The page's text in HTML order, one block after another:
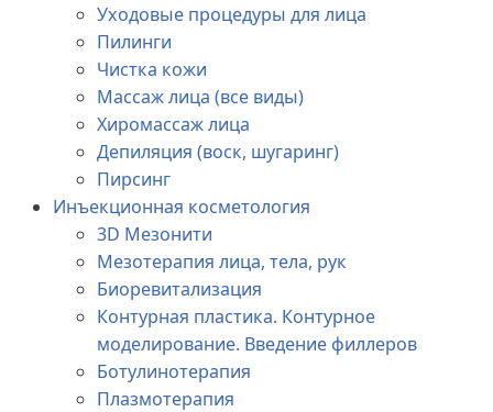
Уходовые процедуры для лица
Пилинги
Чистка кожи
Массаж лица (все виды)
Хиромассаж лица
Депиляция (воск, шугаринг)
Пирсинг
Инъекционная косметология
3D Мезонити
Мезотерапия лица, тела, рук
Биоревитализация
Контурная пластика. Контурное
моделирование. Введение филлеров
Ботулинотерапия
Плазмотерапия